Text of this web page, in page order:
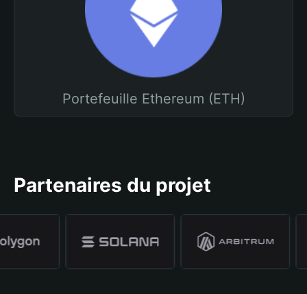
Portefeuille Ethereum (ETH)
Partenaires du projet